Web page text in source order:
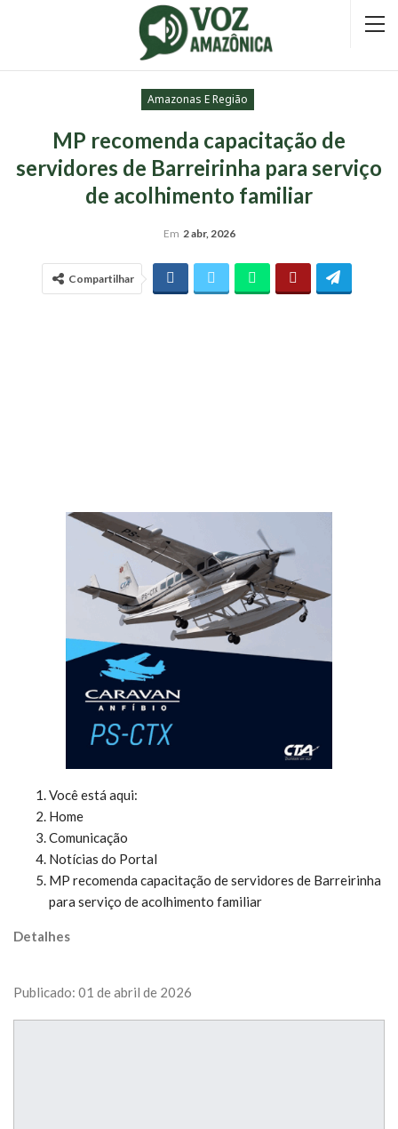
Amazonas E Região
MP recomenda capacitação de
servidores de Barreirinha para serviço
de acolhimento familiar
Em 2 abr, 2026
Compartilhar
Você está aqui:
Home
Comunicação
Notícias do Portal
MP recomenda capacitação de servidores de Barreirinha
para serviço de acolhimento familiar
Detalhes
Publicado: 01 de abril de 2026